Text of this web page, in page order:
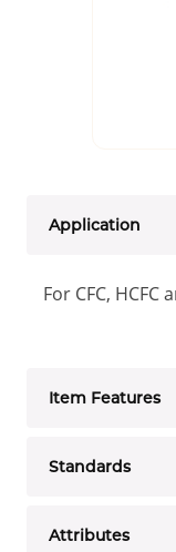
Application
For CFC, HCFC
Item Features
Standards
Attributes